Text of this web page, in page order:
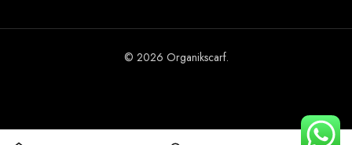
© 2026 Organikscarf.